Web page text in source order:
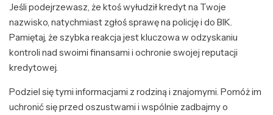
Jeśli podejrzewasz, że ktoś wyłudził kredyt na Twoje
nazwisko, natychmiast zgłoś sprawę na policję i do BIK.
Pamiętaj, że szybka reakcja jest kluczowa w odzyskaniu
kontroli nad swoimi finansami i ochronie swojej reputacji
kredytowej.
Podziel się tymi informacjami z rodziną i znajomymi. Pomóż im
uchronić się przed oszustwami i wspólnie zadbajmy o